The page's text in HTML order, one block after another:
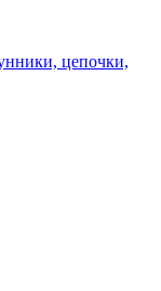
цепочки,